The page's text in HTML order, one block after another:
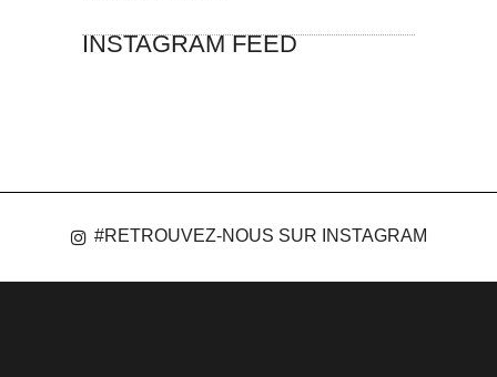
INSTAGRAM FEED
#RETROUVEZ-NOUS SUR INSTAGRAM